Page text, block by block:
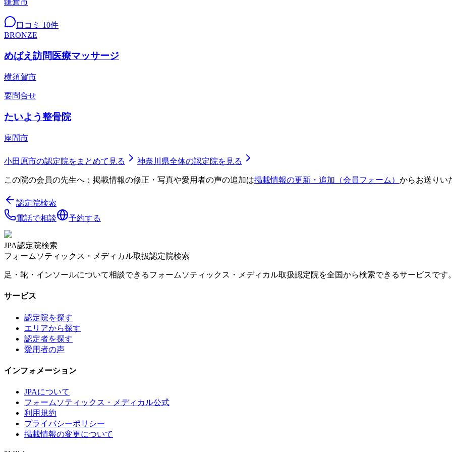
鎌倉市
口コミ 10件
BRONZE
めばえ訪問医療マッサージ
横須賀市
要問合せ
たいよう整骨院
座間市
小田原市の認定院をまとめて見る 神奈川県全体の認定院を見る
この院の会員の先生へ：掲載情報の修正・写真や愛用者の声の追加は掲載情報の更新・追加（会員フォーム） からお送りい
認定院検索
電話で相談
予約する
JPA認定院検索
フォームソティックス・メディカル取扱認定院検索
足・靴・インソールについて相談できるフォームソティックス・メディカル取扱認定院を全国から検索できるサービスです。
サービス
認定院を探す
エリアから探す
認定者を探す
愛用者の声
インフォメーション
JPAについて
フォームソティックス・メディカル公式
利用規約
プライバシーポリシー
掲載情報の変更について